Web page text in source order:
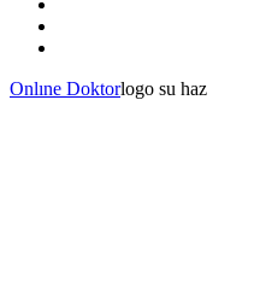
Onlıne Doktorlogo su haz